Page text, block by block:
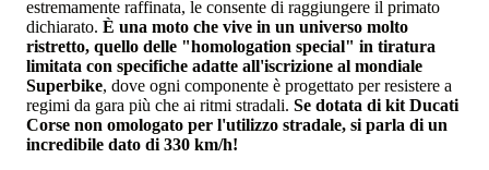
estremamente raffinata, le consente di raggiungere il primato
dichiarato. È una moto che vive in un universo molto
ristretto, quello delle "homologation special" in tiratura
limitata con specifiche adatte all'iscrizione al mondiale
Superbike, dove ogni componente è progettato per resistere a
regimi da gara più che ai ritmi stradali. Se dotata di kit Ducati
Corse non omologato per l'utilizzo stradale, si parla di un
incredibile dato di 330 km/h!